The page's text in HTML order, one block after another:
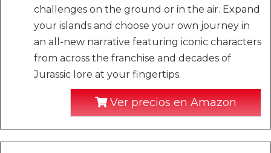
challenges on the ground or in the air. Expand
your islands and choose your own journey in
an all-new narrative featuring iconic characters
from across the franchise and decades of
Jurassic lore at your fingertips.
Ver precios en Amazon